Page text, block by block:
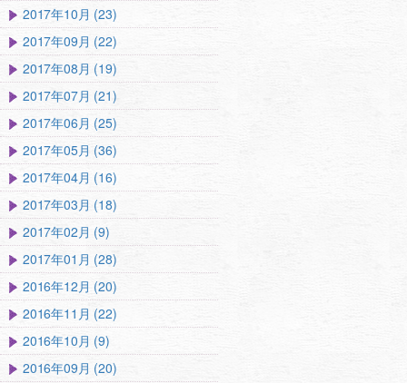
2017年10月 (23)
2017年09月 (22)
2017年08月 (19)
2017年07月 (21)
2017年06月 (25)
2017年05月 (36)
2017年04月 (16)
2017年03月 (18)
2017年02月 (9)
2017年01月 (28)
2016年12月 (20)
2016年11月 (22)
2016年10月 (9)
2016年09月 (20)